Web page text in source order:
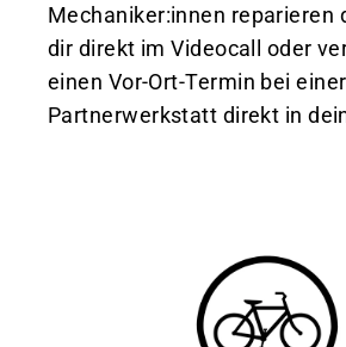
Mechaniker:innen reparieren
dir direkt im Videocall oder
einen Vor-Ort-Termin bei einer
Partnerwerkstatt direkt in